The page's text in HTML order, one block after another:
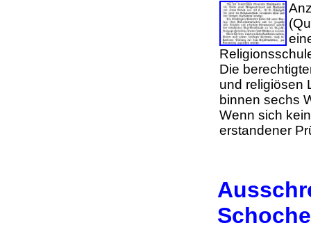
Die
und religiösen
binnen sechs
Wenn sich
erstandener